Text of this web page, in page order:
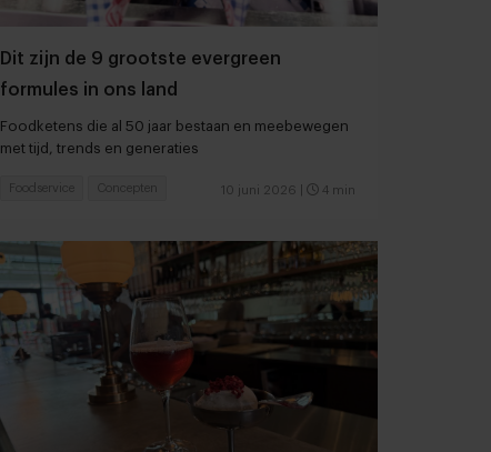
Dit zijn de 9 grootste evergreen
formules in ons land
Foodketens die al 50 jaar bestaan en meebewegen
met tijd, trends en generaties
10 juni 2026 4 min
Foodservice Concepten